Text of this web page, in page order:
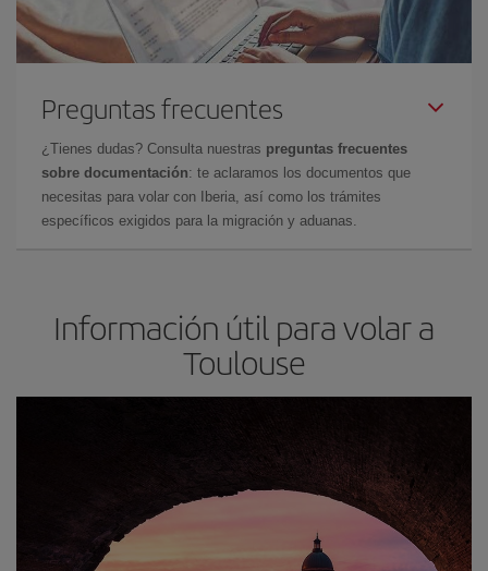
Preguntas frecuentes
¿Tienes dudas? Consulta nuestras preguntas frecuentes
sobre documentación: te aclaramos los documentos que
necesitas para volar con Iberia, así como los trámites
específicos exigidos para la migración y aduanas.
Información útil para volar a
Toulouse